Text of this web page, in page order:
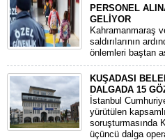
PERSONEL
GELİYOR
​Kahramanmaraş
saldırılarının
önlemleri baştan
KUŞADASI
DALGADA 15
​İstanbul
yürütülen
soruşturmasında
üçüncü dalga